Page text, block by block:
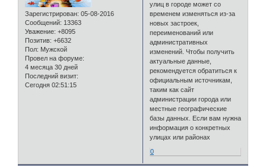
Зарегистрирован: 05-08-2016
Сообщений: 13363
Уважение: +8095
Позитив: +6632
Пол: Мужской
Провел на форуме:
4 месяца 30 дней
Последний визит:
Сегодня 02:51:15
улиц в городе может со
временем изменяться из-за
новых застроек,
переименований или
административных
изменений. Чтобы получить
актуальные данные,
рекомендуется обратиться к
официальным источникам,
таким как сайт
администрации города или
местные географические
базы данных. Если вам нужна
информация о конкретных
улицах или районах
0